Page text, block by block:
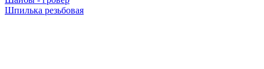
Шпилька резьбовая